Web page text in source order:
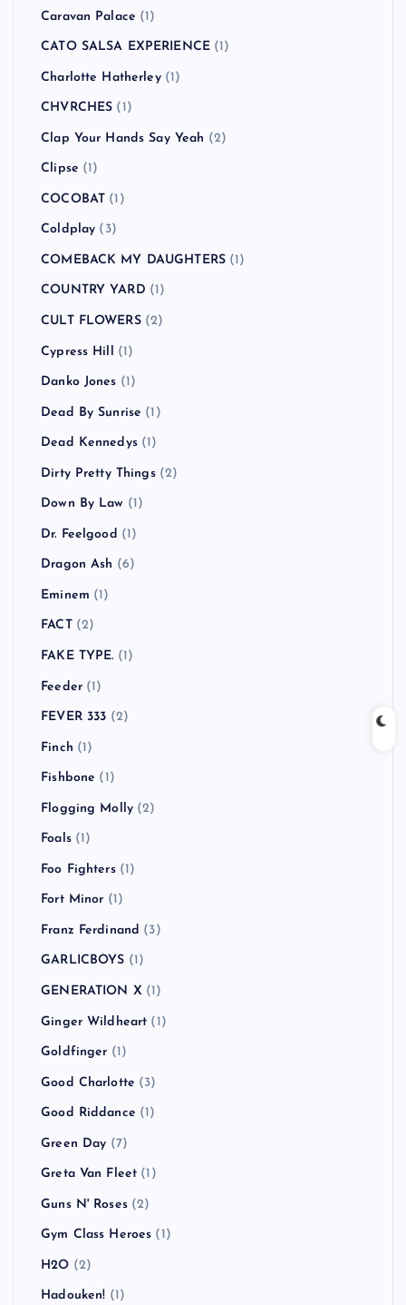
Caravan Palace (1)
CATO SALSA EXPERIENCE (1)
Charlotte Hatherley(1)
CHVRCHES (1)
Clap Your Hands Say Yeah (2)
Clipse (1)
COCOBAT (1)
Coldplay (3)
COMEBACK MY DAUGHTERS (1)
COUNTRY YARD (1)
CULT FLOWERS(2)
Cypress Hill (1)
Danko Jones (1)
Dead By Sunrise (1)
Dead Kennedys(1)
Dirty Pretty Things(2)
Down By Law (1)
Dr. Feelgood (1)
Dragon Ash (6)
Eminem (1)
FACT(2)
FAKE TYPE. (1)
Feeder(1)
FEVER 333 (2)
Finch (1)
Fishbone (1)
Flogging Molly (2)
Foals(1)
Foo Fighters(1)
Fort Minor (1)
Franz Ferdinand (3)
GARLICBOYS (1)
GENERATION X (1)
Ginger Wildheart (1)
Goldfinger (1)
Good Charlotte (3)
Good Riddance (1)
Green Day (7)
Greta Van Fleet (1)
Guns N' Roses(2)
Gym Class Heroes (1)
H2O (2)
Hadouken! (1)